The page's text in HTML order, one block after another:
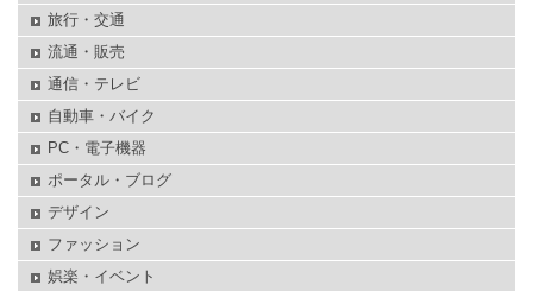
旅行・交通
流通・販売
通信・テレビ
自動車・バイク
PC・電子機器
ポータル・ブログ
デザイン
ファッション
娯楽・イベント